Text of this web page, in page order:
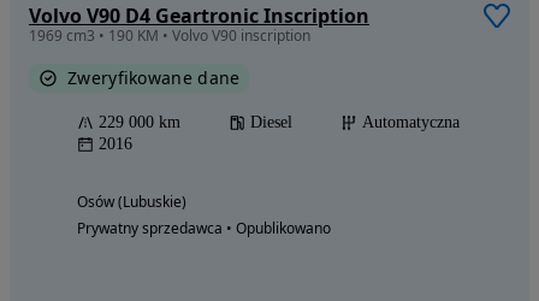
Volvo V90 D4 Geartronic Inscription
1969 cm3 • 190 KM • Volvo V90 inscription
Zweryfikowane dane
229 000 km Diesel
Automatyczna
2016
Osów (Lubuskie)
Prywatny sprzedawca • Opublikowano